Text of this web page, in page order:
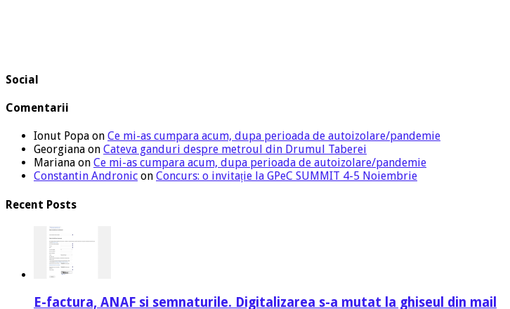
Social
Comentarii
Ionut Popa on Ce mi-as cumpara acum, dupa perioada de autoizolare/pandemie
Georgiana on Cateva ganduri despre metroul din Drumul Taberei
Mariana on Ce mi-as cumpara acum, dupa perioada de autoizolare/pandemie
Constantin Andronic on Concurs: o invitație la GPeC SUMMIT 4-5 Noiembrie
Recent Posts
E-factura, ANAF si semnaturile. Digitalizarea s-a mutat la ghiseul din mail